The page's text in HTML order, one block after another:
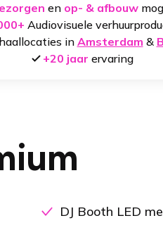
en op- & afbouw
Audiovisuele
in Amsterdam &
+20 jaar ervaring
DJ Booth LED